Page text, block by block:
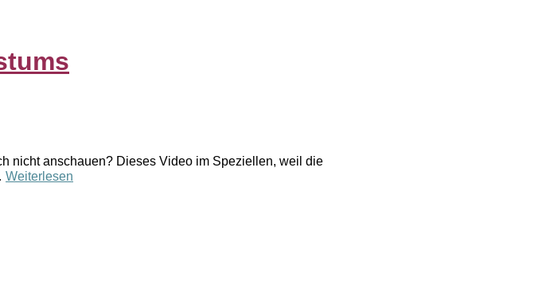
nicht anschauen? Dieses Video im Speziellen, weil die
Weiterlesen